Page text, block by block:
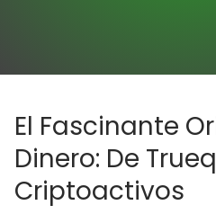
El Fascinante
Dinero: De
Criptoactivos